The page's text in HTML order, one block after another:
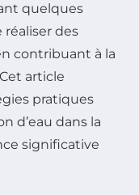
quelques
réaliser des
contribuant à la
article
pratiques
d’eau dans la
significative